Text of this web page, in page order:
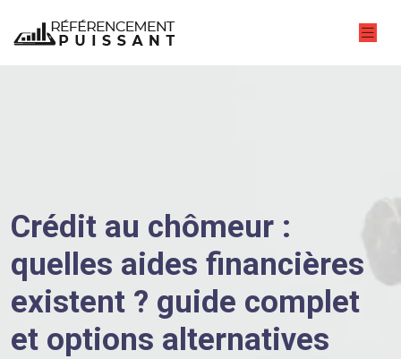
Crédit au chômeur :
quelles aides financières
existent ? guide complet
et options alternatives